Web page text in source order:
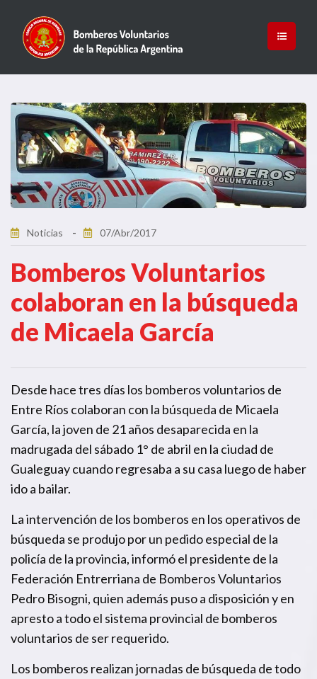
Noticias 07/Abr/2017
Bomberos Voluntarios
colaboran en la búsqueda
de Micaela García
Desde hace tres días los bomberos voluntarios de
Entre Ríos colaboran con la búsqueda de Micaela
García, la joven de 21 años desaparecida en la
madrugada del sábado 1° de abril en la ciudad de
Gualeguay cuando regresaba a su casa luego de haber
ido a bailar.
La intervención de los bomberos en los operativos de
búsqueda se produjo por un pedido especial de la
policía de la provincia, informó el presidente de la
Federación Entrerriana de Bomberos Voluntarios
Pedro Bisogni, quien además puso a disposición y en
apresto a todo el sistema provincial de bomberos
voluntarios de ser requerido.
Los bomberos realizan jornadas de búsqueda de todo